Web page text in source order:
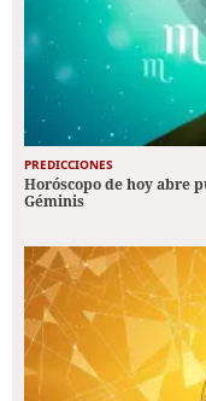
PREDICCIONES
Horóscopo de hoy abre
Géminis